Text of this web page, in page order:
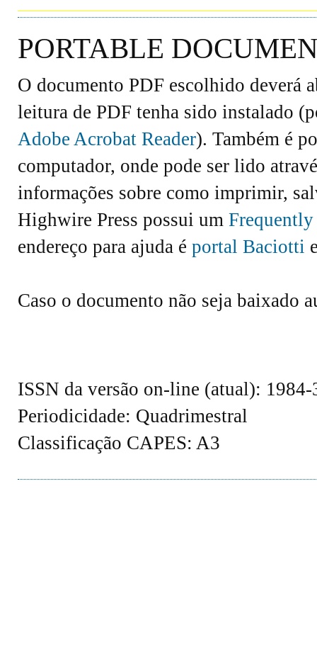
PORTABLE
O documento PDF escolhido deverá
leitura de PDF tenha sido instalado
Adobe Acrobat Reader). Também é
computador, onde pode ser lido
informações sobre como imprimir,
Highwire Press possui um
endereço para ajuda é portal Baciotti
Caso o documento não seja baixado
ISSN da versão on-line (atual): 1984-
Periodicidade: Quadrimestral
Classificação CAPES: A3